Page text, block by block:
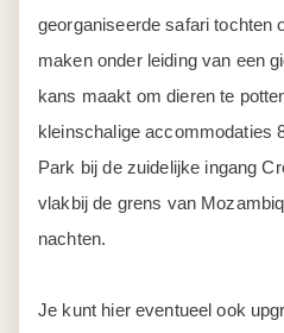
georganiseerde safari tochten
maken onder leiding van een
kans maakt om dieren te
kleinschalige accommodaties
Park bij de zuidelijke ingang
vlakbij de grens van
nachten.
Je kunt hier eventueel ook